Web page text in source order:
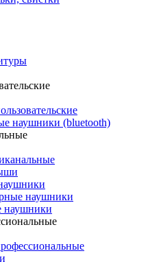
наушники (bluetooth)
наушники
наушники